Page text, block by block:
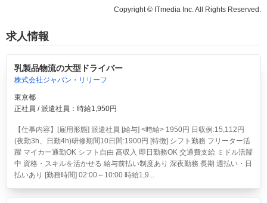
Copyright © ITmedia Inc. All Rights Reserved.
求人情報
乳製品物流の大型ドライバー
株式会社ジャパン・リリーフ
東京都
正社員 / 派遣社員：時給1,950円
【仕事内容】[雇用形態] 派遣社員 [給与] <時給> 1950円 日収例:15,112円
(夜勤3h、日勤4h)研修期間10日間:1900円 [特徴] シフト勤務 フリーター活
躍 マイカー通勤OK シフト自由 高収入 即日勤務OK 交通費支給 ミドル活躍
中 資格・スキルを活かせる 給与前払い制度あり 深夜勤務 長期 週払い・日
払いあり [勤務時間] 02:00～10:00 時給1,9...